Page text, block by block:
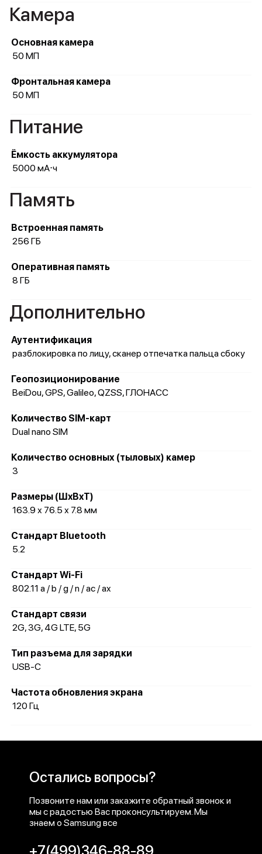
Камера
Основная камера
50 МП
Фронтальная камера
50 МП
Питание
Ёмкость аккумулятора
5000 мА⋅ч
Память
Встроенная память
256 ГБ
Оперативная память
8 ГБ
Дополнительно
Аутентификация
разблокировка по лицу, сканер отпечатка пальца сбоку
Геопозиционирование
BeiDou, GPS, Galileo, QZSS, ГЛОНАСС
Количество SIM-карт
Dual nano SIM
Количество основных (тыловых) камер
3
Размеры (ШxВxТ)
163.9 х 76.5 х 7.8 мм
Стандарт Bluetooth
5.2
Стандарт Wi-Fi
802.11 a / b / g / n / ac / ax
Стандарт связи
2G, 3G, 4G LTE, 5G
Тип разъема для зарядки
USB-C
Частота обновления экрана
120 Гц
Остались вопросы?
Позвоните нам или закажите обратный звонок и
мы с радостью Вас проконсультируем. Мы
знаем о Samsung все